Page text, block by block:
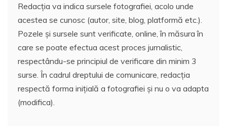
Redacția va indica sursele fotografiei, acolo unde
acestea se cunosc (autor, site, blog, platformă etc.).
Pozele și sursele sunt verificate, online, în măsura în
care se poate efectua acest proces jurnalistic,
respectându-se principiul de verificare din minim 3
surse. În cadrul dreptului de comunicare, redacția
respectă forma inițială a fotografiei și nu o va adapta
(modifica).